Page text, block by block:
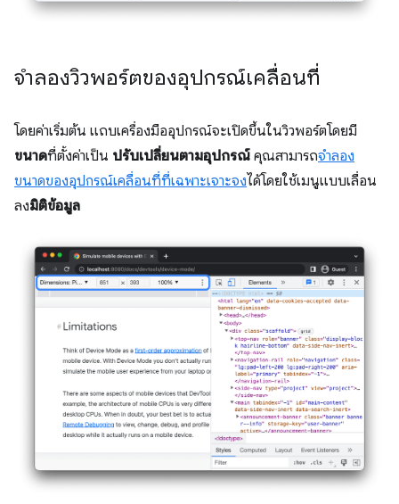
จำลองวิวพอร์ตของอุปกรณ์เคลื่อนที่
โดยค่าเริ่มต้น แถบเครื่องมืออุปกรณ์จะเปิดขึ้นในวิวพอร์ตโดยมี
ขนาดที่ตั้งค่าเป็น ปรับเปลี่ยนตามอุปกรณ์ คุณสามารถจำลอง
ขนาดของอุปกรณ์เคลื่อนที่ที่เฉพาะเจาะจงได้โดยใช้เมนูแบบเลื่อน
ลงมิติข้อมูล